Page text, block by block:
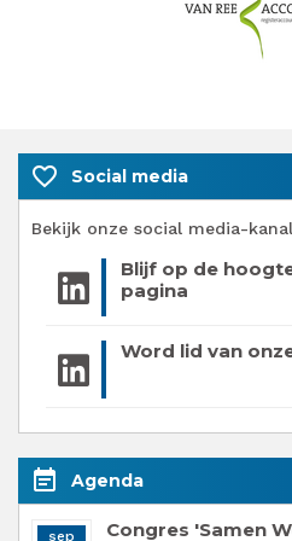
favorite_border Social media
Bekijk onze social media-
Blijf op de
pagina
Word lid van
event_note Agenda
sep
Congres 'Samen